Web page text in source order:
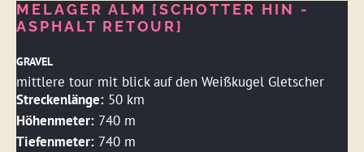
MELAGER ALM [SCHOTTER HIN -
ASPHALT RETOUR]
GRAVEL
mittlere tour mit blick auf den Weißkugel Gletscher
Streckenlänge: 50 km
Höhenmeter: 740 m
Tiefenmeter: 740 m